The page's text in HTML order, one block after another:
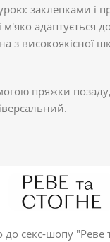
заклепками і
м'яко адаптується
​​з високоякісної
пряжки
до секс-шопу "Реве